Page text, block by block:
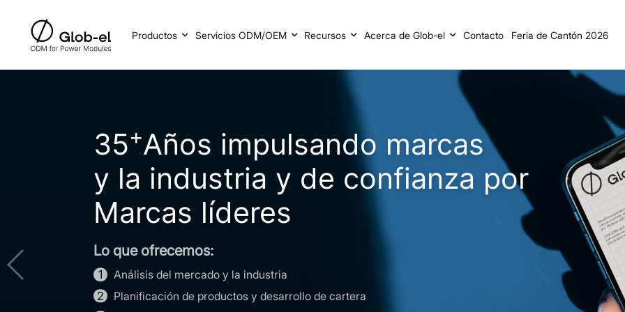
Productos Servicios ODM/OEM Recursos Acerca de Glob-el Contacto Feria de Cantón 2026